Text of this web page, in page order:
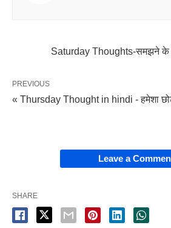
Saturday Thoughts-समझने के
PREVIOUS
« Thursday Thought in hindi - हमेशा
Leave a
SHARE